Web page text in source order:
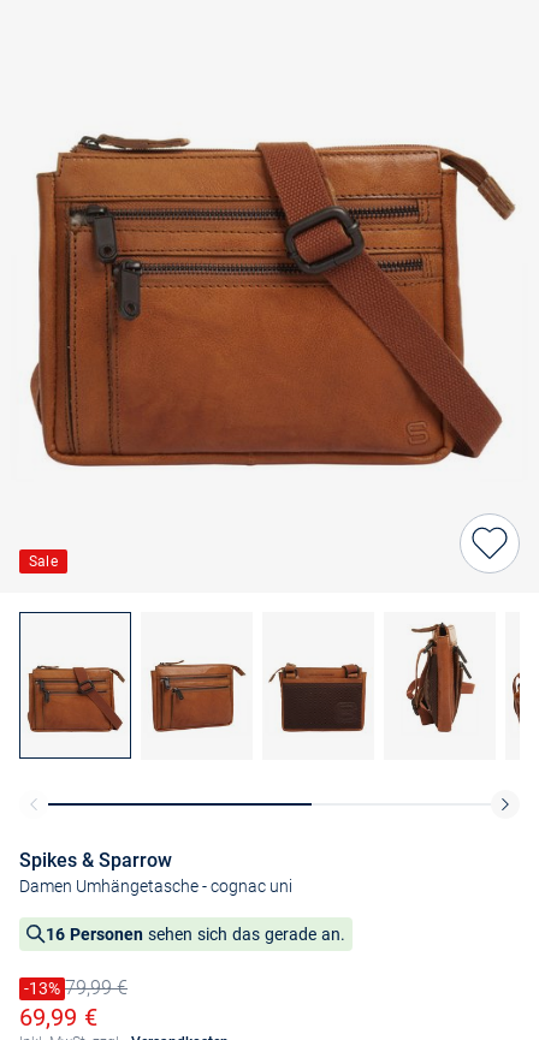
Sale
Spikes & Sparrow
Damen Umhängetasche- cognac uni
16 Personen sehen sich das gerade an.
Preis reduziert um
-13%
Alter Preis79,99 €
Ermäßigter Preis
69,99 €